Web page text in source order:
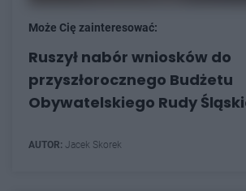
Może Cię zainteresować:
Ruszył nabór wniosków do
przyszłorocznego Budżetu
Obywatelskiego Rudy
AUTOR: Jacek Skorek